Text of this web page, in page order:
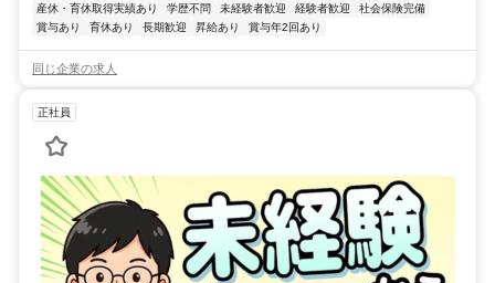
産休・育休取得実績あり
学歴不問 未経験者歓迎 経験者歓迎
社会保険完備
賞与あり
育休あり 長期歓迎 昇給あり 賞与年2回あり
同じ企業の求人
正社員